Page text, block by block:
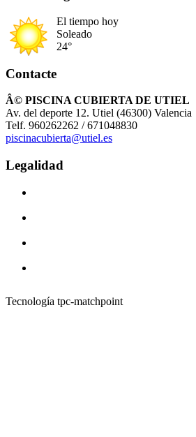
El tiempo hoy
Soleado
24°
Contacte
Â© PISCINA CUBIERTA DE UTIEL
Av. del deporte 12. Utiel (46300) Valencia
Telf. 960262262 / 671048830
piscinacubierta@utiel.es
Legalidad
Tecnología tpc-matchpoint